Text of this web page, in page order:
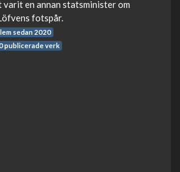
en annan statsminister om
fotspår.
sedan 2020
publicerade verk